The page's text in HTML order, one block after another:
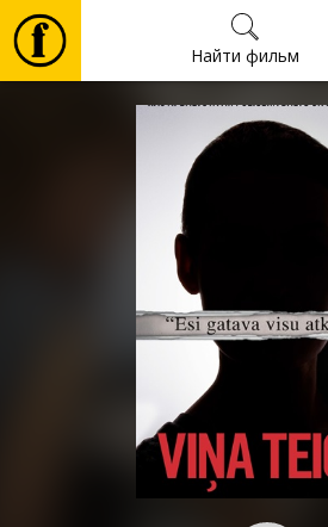
Найти фильм
Фильмы
Мероприятия